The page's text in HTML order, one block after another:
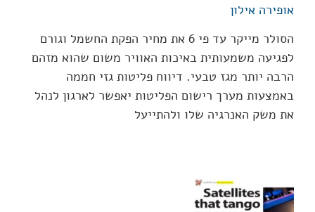
אופירה אילון
הסולר מייקר עד פי 6 את מחיר הפקת החשמל וגורם
לפגיעה משמעותית באיכות האוויר משום שהוא מזהם
הרבה יותר מגז טבעי. דיווח פליטות גזי חממה
באמצעות מערך רישום הפליטות יאפשר לארגון לנהל
את משק האנרגיה שלו ולהתייעל